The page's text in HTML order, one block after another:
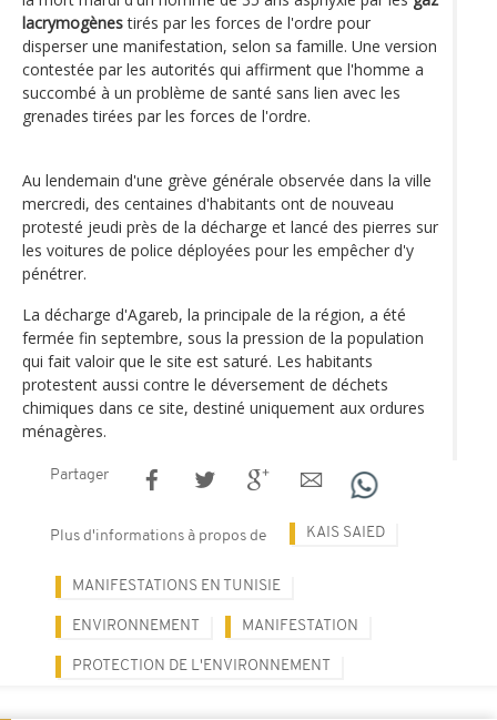
lacrymogènestirés par les forces de l'ordre pour
disperser une manifestation, selon sa famille. Une version
contestée par les autorités qui affirment que l'homme a
succombé à un problème de santé sans lien avec les
grenades tirées par les forces de l'ordre.
Au lendemain d'une grève générale observée dans la ville
mercredi, des centaines d'habitants ont de nouveau
protesté jeudi près de la décharge et lancé des pierres sur
les voitures de police déployées pour les empêcher d'y
pénétrer.
La décharge d'Agareb, la principale de la région, a été
fermée fin septembre, sous la pression de la population
qui fait valoir que le site est saturé. Les habitants
protestent aussi contre le déversement de déchets
chimiques dans ce site, destiné uniquement aux ordures
ménagères.
Partager
Plus d'informations à propos de KAIS SAIED
MANIFESTATIONS EN TUNISIE
ENVIRONNEMENT MANIFESTATION
PROTECTION DE L'ENVIRONNEMENT